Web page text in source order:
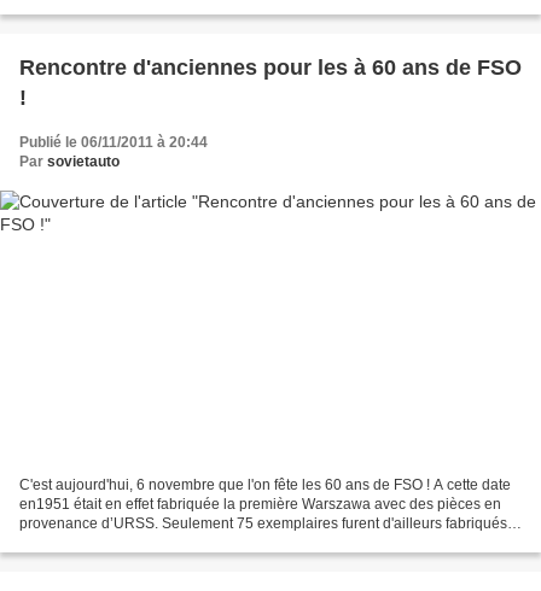
Rencontre d'anciennes pour les à 60 ans de FSO
!
Publié le 06/11/2011 à 20:44
Par sovietauto
C'est aujourd'hui, 6 novembre que l'on fête les 60 ans de FSO ! A cette date
en1951 était en effet fabriquée la première Warszawa avec des pièces en
provenance d’URSS. Seulement 75 exemplaires furent d'ailleurs fabriqués